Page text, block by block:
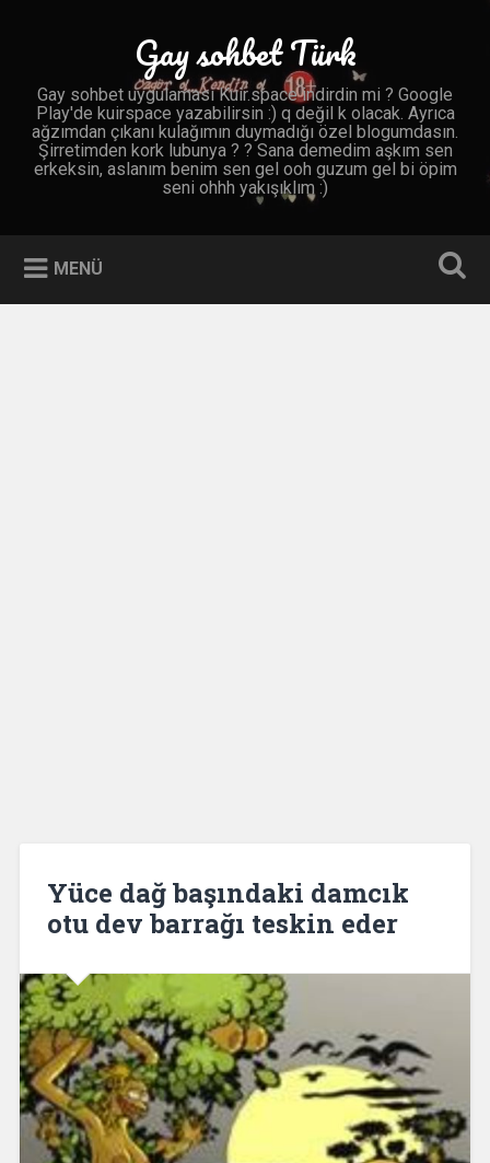
Gay sohbet Türk
Gay sohbet uygulaması Kuir.space indirdin mi ? Google
Play'de kuirspace yazabilirsin :) q değil k olacak. Ayrıca
ağzımdan çıkanı kulağımın duymadığı özel blogumdasın.
Şirretimden kork lubunya ? ? Sana demedim aşkım sen
erkeksin, aslanım benim sen gel ooh guzum gel bi öpim
seni ohhh yakışıklım :)
MENÜ
Yüce dağ başındaki damcık
otu dev barrağı teskin eder